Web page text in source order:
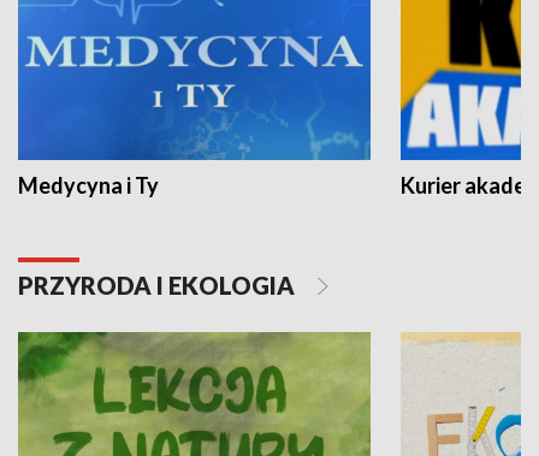
Medycyna i Ty Kurier
PRZYRODA I EKOLOGIA